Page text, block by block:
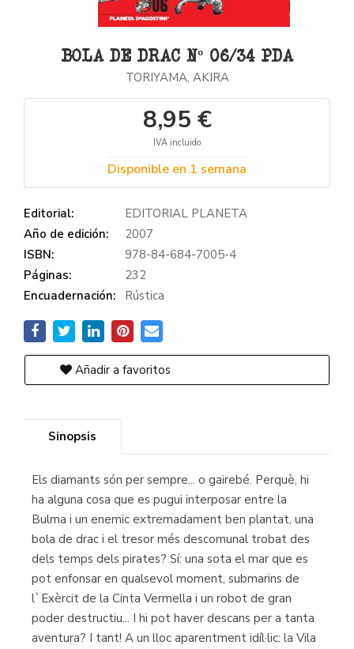
BOLA DE DRAC Nº 06/34 PDA
TORIYAMA, AKIRA
8,95 €
IVA incluido
Disponible en 1 semana
Editorial:
EDITORIAL PLANETA
Año de edición:
2007
ISBN:
978-84-684-7005-4
Páginas:
232
Encuadernación:
Rústica
Añadir a favoritos
Sinopsis
Els diamants són per sempre... o gairebé. Perquè, hi
ha alguna cosa que es pugui interposar entre la
Bulma i un enemic extremadament ben plantat, una
bola de drac i el tresor més descomunal trobat des
dels temps dels pirates? Sí: una sota el mar que es
pot enfonsar en qualsevol moment, submarins de
l`Exèrcit de la Cinta Vermella i un robot de gran
poder destructiu... I hi pot haver descans per a tanta
aventura? I tant! A un lloc aparentment idíl·lic: la Vila